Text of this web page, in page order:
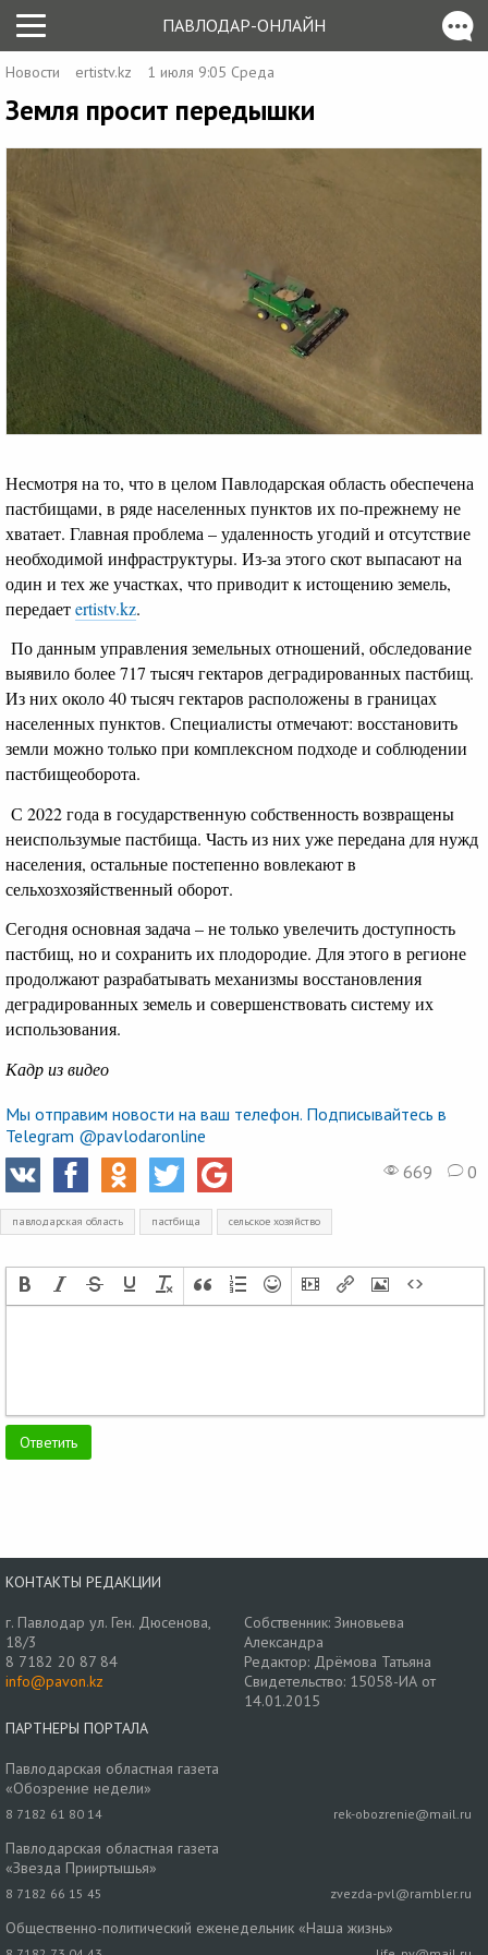
ПАВЛОДАР-ОНЛАЙН
Новости ertistv.kz 1 июля 9:05 Среда
Земля просит передышки
Несмотря на то, что в целом Павлодарская область обеспечена
пастбищами, в ряде населенных пунктов их по-прежнему не
хватает. Главная проблема – удаленность угодий и отсутствие
необходимой инфраструктуры. Из-за этого скот выпасают на
один и тех же участках, что приводит к истощению земель,
передаетertistv.kz.
По данным управления земельных отношений, обследование
выявило более 717 тысяч гектаров деградированных пастбищ.
Из них около 40 тысяч гектаров расположены в границах
населенных пунктов. Специалисты отмечают: восстановить
земли можно только при комплексном подходе и соблюдении
пастбищеоборота.
С 2022 года в государственную собственность возвращены
неиспользумые пастбища. Часть из них уже передана для нужд
населения, остальные постепенно вовлекают в
сельхозхозяйственный оборот.
Сегодня основная задача – не только увелечить доступность
пастбищ, но и сохранить их плодородие. Для этого в регионе
продолжают разрабатывать механизмы восстановления
деградированных земель и совершенствовать систему их
использования.
Кадр из видео
Мы отправим новости на ваш телефон. Подписывайтесь в
Telegram @pavlodaronline
669
0
павлодарская область пастбища сельское хозяйство
КОНТАКТЫ РЕДАКЦИИ
г. Павлодар ул. Ген. Дюсенова,
18/3
8 7182 20 87 84
info@pavon.kz
Собственник: Зиновьева
Александра
Редактор: Дрёмова Татьяна
Свидетельство: 15058-ИА от
14.01.2015
ПАРТНЕРЫ ПОРТАЛА
Павлодарская областная газета
«Обозрение недели»
8 7182 61 80 14 rek-obozrenie@mail.ru
Павлодарская областная газета
«Звезда Прииртышья»
8 7182 66 15 45 zvezda-pvl@rambler.ru
Общественно-политический еженедельник «Наша жизнь»